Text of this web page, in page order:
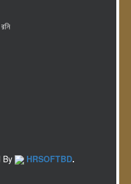
By HRSOFTBD.